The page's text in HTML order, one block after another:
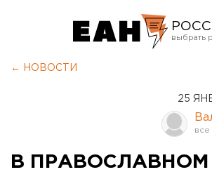
← НОВОСТИ
25
В ПРАВОСЛАВНОМ